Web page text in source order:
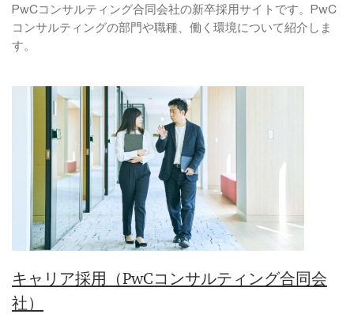
PwCコンサルティング合同会社の新卒採用サイトです。PwC
コンサルティングの部門や職種、働く環境について紹介しま
す。
キャリア採用（PwCコンサルティング合同会
社）